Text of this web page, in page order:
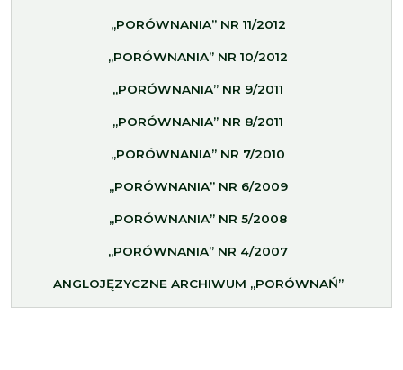
„PORÓWNANIA” NR 11/2012
„PORÓWNANIA” NR 10/2012
„PORÓWNANIA” NR 9/2011
„PORÓWNANIA” NR 8/2011
„PORÓWNANIA” NR 7/2010
„PORÓWNANIA” NR 6/2009
„PORÓWNANIA” NR 5/2008
„PORÓWNANIA” NR 4/2007
ANGLOJĘZYCZNE ARCHIWUM „PORÓWNAŃ”